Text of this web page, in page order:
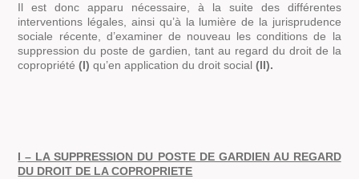
Il est donc apparu nécessaire, à la suite des différentes
interventions légales, ainsi qu’à la lumière de la jurisprudence
sociale récente, d’examiner de nouveau les conditions de la
suppression du poste de gardien, tant au regard du droit de la
copropriété(I)qu’en application du droit social(II).
I– LA SUPPRESSION DU POSTE DE GARDIEN AU REGARD
DU DROIT DE LA COPROPRIETE